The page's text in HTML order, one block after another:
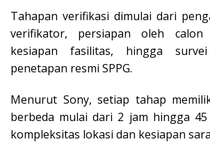
Tahapan verifikasi dimulai dari
verifikator, persiapan oleh calon
kesiapan fasilitas, hingga
penetapan resmi SPPG.
Menurut Sony, setiap tahap
berbeda mulai dari 2 jam hingga
kompleksitas lokasi dan kesiapan